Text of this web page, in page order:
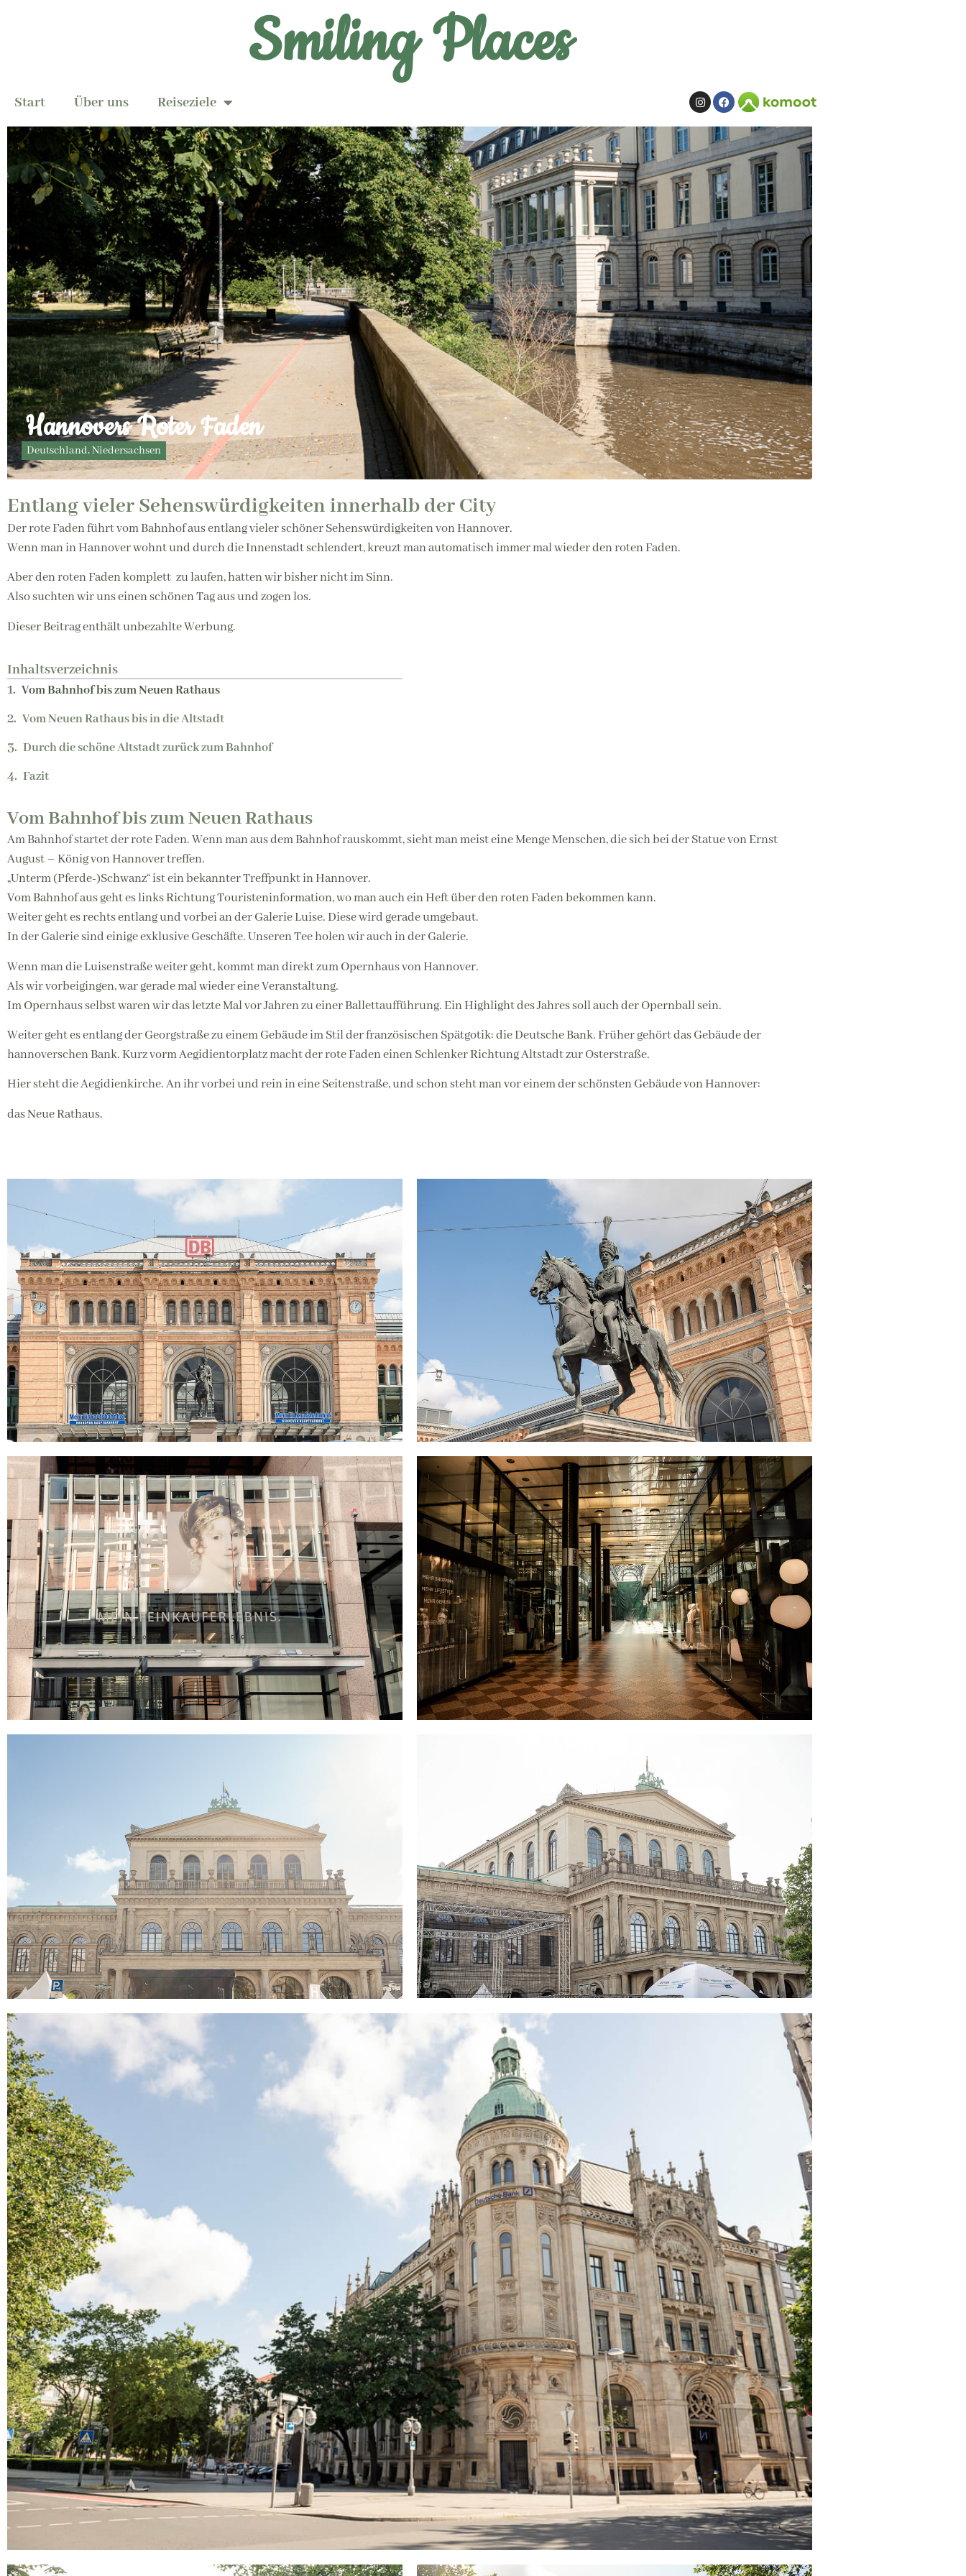
Smiling Places
Start Über uns Reiseziele
Hannovers Roter Faden
Deutschland,Niedersachsen
Entlang vieler Sehenswürdigkeiten innerhalb der City
Der rote Faden führt vom Bahnhof aus entlang vieler schöner Sehenswürdigkeiten von Hannover.
Wenn man in Hannover wohnt und durch die Innenstadt schlendert, kreuzt man automatisch immer mal wieder den roten Faden.
Aber den roten Faden komplett zu laufen, hatten wir bisher nicht im Sinn.
Also suchten wir uns einen schönen Tag aus und zogen los.
Dieser Beitrag enthält unbezahlte Werbung.
Inhaltsverzeichnis
Vom Bahnhof bis zum Neuen Rathaus
Vom Neuen Rathaus bis in die Altstadt
Durch die schöne Altstadt zurück zum Bahnhof
Fazit
Vom Bahnhof bis zum Neuen Rathaus
Am Bahnhof startet der rote Faden. Wenn man aus dem Bahnhof rauskommt, sieht man meist eine Menge Menschen, die sich bei der Statue von Ernst
August – König von Hannover treffen.
„Unterm (Pferde-)Schwanz“ ist ein bekannter Treffpunkt in Hannover.
Vom Bahnhof aus geht es links Richtung Touristeninformation, wo man auch ein Heft über den roten Faden bekommen kann.
Weiter geht es rechts entlang und vorbei an der Galerie Luise. Diese wird gerade umgebaut.
In der Galerie sind einige exklusive Geschäfte. Unseren Tee holen wir auch in der Galerie.
Wenn man die Luisenstraße weiter geht, kommt man direkt zum Opernhaus von Hannover.
Als wir vorbeigingen, war gerade mal wieder eine Veranstaltung.
Im Opernhaus selbst waren wir das letzte Mal vor Jahren zu einer Ballettaufführung. Ein Highlight des Jahres soll auch der Opernball sein.
Weiter geht es entlang der Georgstraße zu einem Gebäude im Stil der französischen Spätgotik: die Deutsche Bank. Früher gehört das Gebäude der
hannoverschen Bank. Kurz vorm Aegidientorplatz macht der rote Faden einen Schlenker Richtung Altstadt zur Osterstraße.
Hier steht die Aegidienkirche. An ihr vorbei und rein in eine Seitenstraße, und schon steht man vor einem der schönsten Gebäude von Hannover:
das Neue Rathaus.